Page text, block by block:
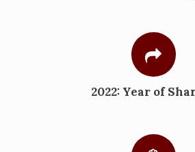
2022: Year of